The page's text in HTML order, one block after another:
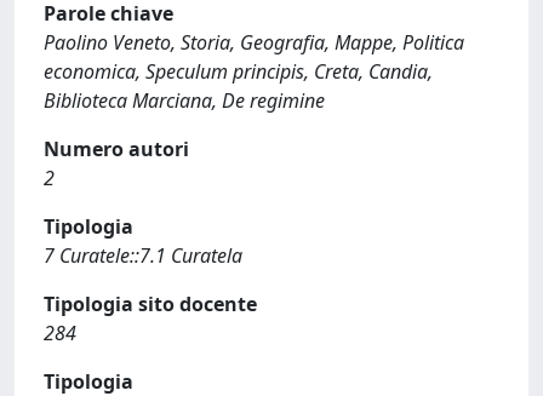
Parole chiave
Paolino Veneto, Storia, Geografia, Mappe, Politica
economica, Speculum principis, Creta, Candia,
Biblioteca Marciana, De regimine
Numero autori
2
Tipologia
7 Curatele::7.1 Curatela
Tipologia sito docente
284
Tipologia